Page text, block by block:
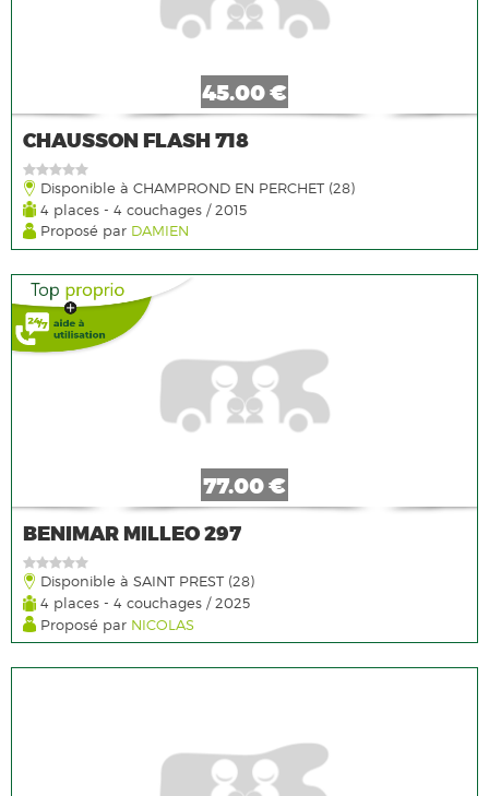
45.00 €
CHAUSSON FLASH 718
Disponible à CHAMPROND EN PERCHET (28)
4 places - 4 couchages / 2015
Proposé par DAMIEN
77.00 €
BENIMAR MILLEO 297
Disponible à SAINT PREST (28)
4 places - 4 couchages / 2025
Proposé par NICOLAS